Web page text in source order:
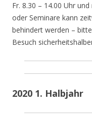
Fr. 8.30 – 14.00 Uhr
oder Seminare kann
behindert werden –
Besuch
2020 1. Halbjahr